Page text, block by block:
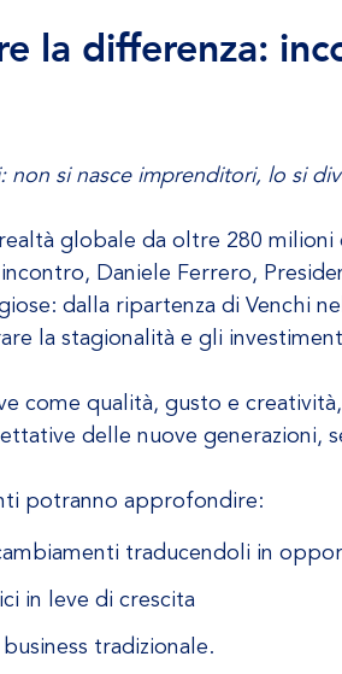
la differenza:
si nasce imprenditori, lo si
globale da oltre 280
Daniele Ferrero,
dalla ripartenza di Venchi
la stagionalità e gli
come qualità, gusto e
delle nuove
potranno approfondire:
traducendoli in
in leve di crescita
tradizionale.